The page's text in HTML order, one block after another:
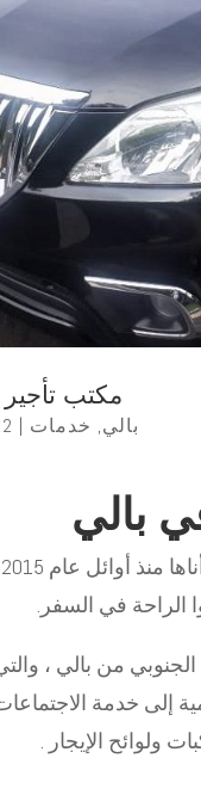
مكتب
| بالي, خدمات
بالي
الراحة في السفر.
من بالي ،
إلى خدمة
ولوائح الإيجار .